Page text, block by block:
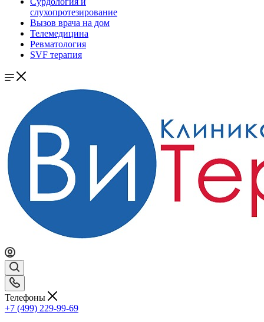
слухопротезирование
Вызов врача на дом
Телемедицина
Ревматология
SVF терапия
Телефоны
+7 (499) 229-99-69